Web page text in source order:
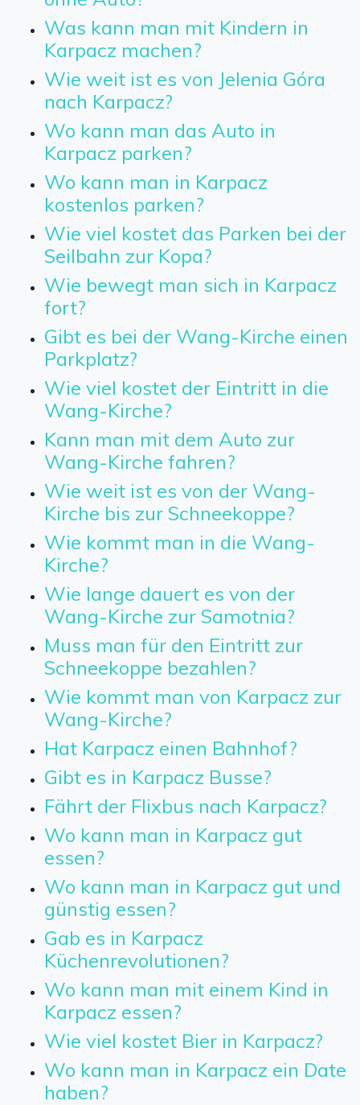
Was kann man mit Kindern in
Karpacz machen?
Wie weit ist es von Jelenia Góra
nach Karpacz?
Wo kann man das Auto in
Karpacz parken?
Wo kann man in Karpacz
kostenlos parken?
Wie viel kostet das Parken bei der
Seilbahn zur Kopa?
Wie bewegt man sich in Karpacz
fort?
Gibt es bei der Wang-Kirche einen
Parkplatz?
Wie viel kostet der Eintritt in die
Wang-Kirche?
Kann man mit dem Auto zur
Wang-Kirche fahren?
Wie weit ist es von der Wang-
Kirche bis zur Schneekoppe?
Wie kommt man in die Wang-
Kirche?
Wie lange dauert es von der
Wang-Kirche zur Samotnia?
Muss man für den Eintritt zur
Schneekoppe bezahlen?
Wie kommt man von Karpacz zur
Wang-Kirche?
Hat Karpacz einen Bahnhof?
Gibt es in Karpacz Busse?
Fährt der Flixbus nach Karpacz?
Wo kann man in Karpacz gut
essen?
Wo kann man in Karpacz gut und
günstig essen?
Gab es in Karpacz
Küchenrevolutionen?
Wo kann man mit einem Kind in
Karpacz essen?
Wie viel kostet Bier in Karpacz?
Wo kann man in Karpacz ein Date
haben?